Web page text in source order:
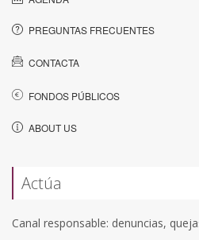
PREGUNTAS FRECUENTES
CONTACTA
FONDOS PÚBLICOS
ABOUT US
Actúa
Canal responsable: denuncias,